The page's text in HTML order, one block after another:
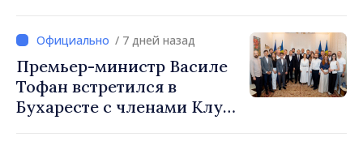
/ 7 дней назад
Премьер-министр Василе
Тофан встретился в
Бухаресте с членами Клуба